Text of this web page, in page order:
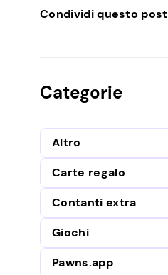
Condividi questo post
Categorie
Altro
Carte regalo
Contanti extra
Giochi
Pawns.app